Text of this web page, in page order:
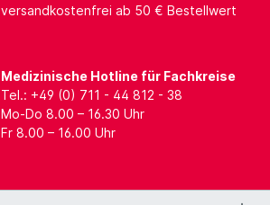
versandkostenfrei ab 50 € Bestellwert
Medizinische Hotline für Fachkreise
Tel.: +49 (0) 711 - 44 812 - 38
Mo-Do 8.00 – 16.30 Uhr
Fr 8.00 – 16.00 Uhr